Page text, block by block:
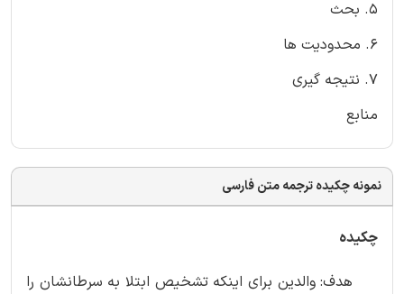
5. بحث
6. محدودیت ها
7. نتیجه گیری
منابع
نمونه چکیده ترجمه متن فارسی
چکیده
هدف: والدین برای اینکه تشخیص ابتلا به سرطانشان را